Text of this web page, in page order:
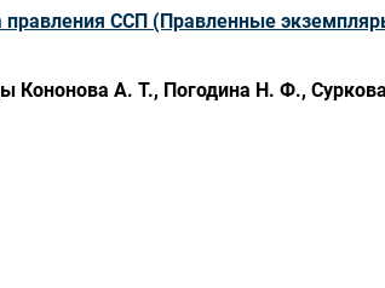
ССП (Правленные
А. Т., Погодина Н. Ф.,